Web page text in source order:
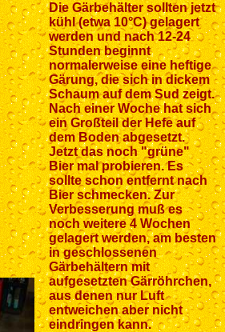
Die Gärbehälter sollten jetzt
kühl (etwa 10°C) gelagert
werden und nach 12-24
Stunden beginnt
normalerweise eine heftige
Gärung, die sich in dickem
Schaum auf dem Sud zeigt.
Nach einer Woche hat sich
ein Großteil der Hefe auf
dem Boden abgesetzt.
Jetzt das noch "grüne"
Bier mal probieren. Es
sollte schon entfernt nach
Bier schmecken. Zur
Verbesserung muß es
noch weitere 4 Wochen
gelagert werden, am besten
in geschlossenen
Gärbehältern mit
aufgesetzten Gärröhrchen,
aus denen nur Luft
entweichen aber nicht
eindringen kann.